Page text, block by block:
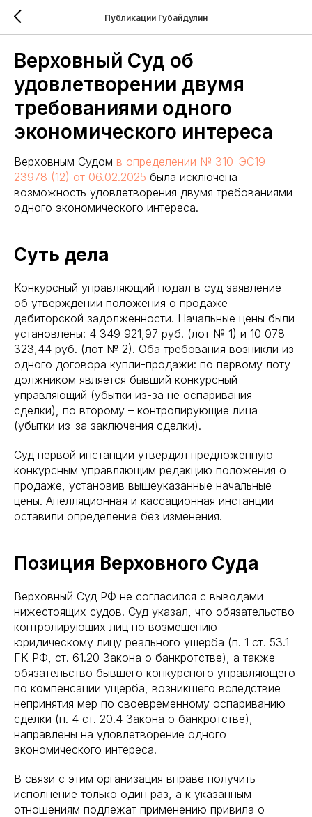
Публикации Губайдулин
Верховный Суд об
удовлетворении двумя
требованиями одного
экономического интереса
Верховным Судом в определении № 310-ЭС19-
23978 (12) от 06.02.2025 была исключена
возможность удовлетворения двумя требованиями
одного экономического интереса.
Суть дела
Конкурсный управляющий подал в суд заявление
об утверждении положения о продаже
дебиторской задолженности. Начальные цены были
установлены: 4 349 921,97 руб. (лот № 1) и 10 078
323,44 руб. (лот № 2). Оба требования возникли из
одного договора купли-продажи: по первому лоту
должником является бывший конкурсный
управляющий (убытки из-за не оспаривания
сделки), по второму – контролирующие лица
(убытки из-за заключения сделки).
Суд первой инстанции утвердил предложенную
конкурсным управляющим редакцию положения о
продаже, установив вышеуказанные начальные
цены. Апелляционная и кассационная инстанции
оставили определение без изменения.
Позиция Верховного Суда
Верховный Суд РФ не согласился с выводами
нижестоящих судов. Суд указал, что обязательство
контролирующих лиц по возмещению
юридическому лицу реального ущерба (п. 1 ст. 53.1
ГК РФ, ст. 61.20 Закона о банкротстве), а также
обязательство бывшего конкурсного управляющего
по компенсации ущерба, возникшего вследствие
непринятия мер по своевременному оспариванию
сделки (п. 4 ст. 20.4 Закона о банкротстве),
направлены на удовлетворение одного
экономического интереса.
В связи с этим организация вправе получить
исполнение только один раз, а к указанным
отношениям подлежат применению привила о